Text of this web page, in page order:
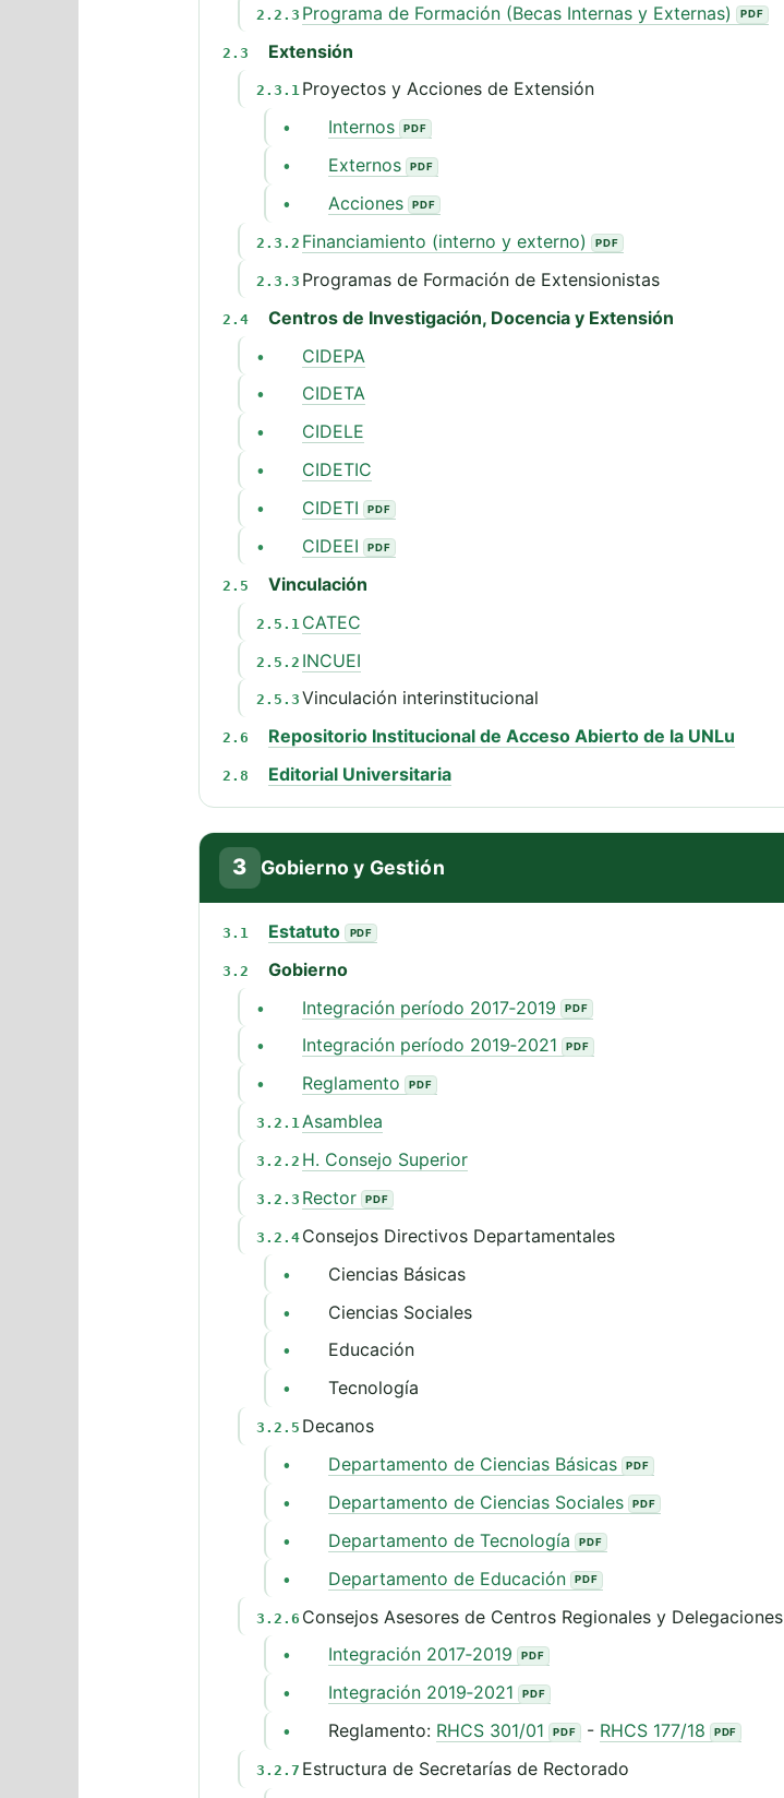
2.2.3 Programa de Formación (Becas Internas y Externas)
2.3 Extensión
2.3.1 Proyectos y Acciones de Extensión
• Internos
• Externos
• Acciones
2.3.2 Financiamiento (interno y externo)
2.3.3 Programas de Formación de Extensionistas
2.4 Centros de Investigación, Docencia y Extensión
• CIDEPA
• CIDETA
• CIDELE
• CIDETIC
• CIDETI
• CIDEEI
2.5 Vinculación
2.5.1 CATEC
2.5.2 INCUEI
2.5.3 Vinculación interinstitucional
2.6 Repositorio Institucional de Acceso Abierto de la UNLu
2.8 Editorial Universitaria
3 Gobierno y Gestión
3.1 Estatuto
3.2 Gobierno
• Integración período 2017‑2019
• Integración período 2019‑2021
• Reglamento
3.2.1Asamblea
3.2.2 H. Consejo Superior
3.2.3 Rector
3.2.4 Consejos Directivos Departamentales
• Ciencias Básicas
• Ciencias Sociales
• Educación
• Tecnología
3.2.5 Decanos
• Departamento de Ciencias Básicas
• Departamento de Ciencias Sociales
• Departamento de Tecnología
• Departamento de Educación
3.2.6 Consejos Asesores de Centros Regionales y Delegaciones
• Integración 2017‑2019
• Integración 2019‑2021
• Reglamento: RHCS 301/01 - RHCS 177/18
3.2.7 Estructura de Secretarías de Rectorado